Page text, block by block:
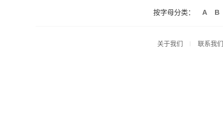
按字母分类： A B
关于我们 联系我们